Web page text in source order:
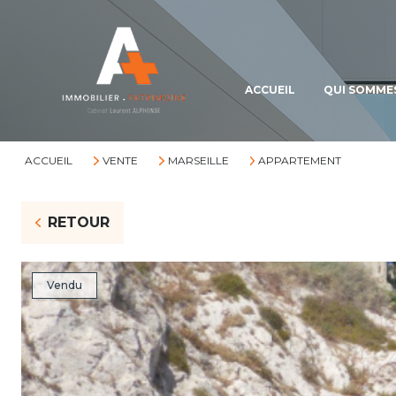
ACCUEIL QUI
ACCUEIL VENTE MARSEILLE APPARTEMENT
RETOUR
Vendu